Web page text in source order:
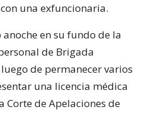
una exfuncionaria.
en su fundo de la
de Brigada
de permanecer varios
una licencia médica
Corte de Apelaciones de